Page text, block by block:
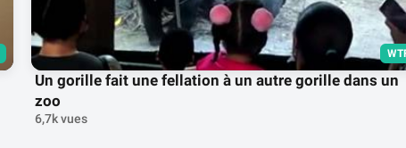
Un gorille fait une fellation à un autre gorille dans un
zoo
6,7k vues